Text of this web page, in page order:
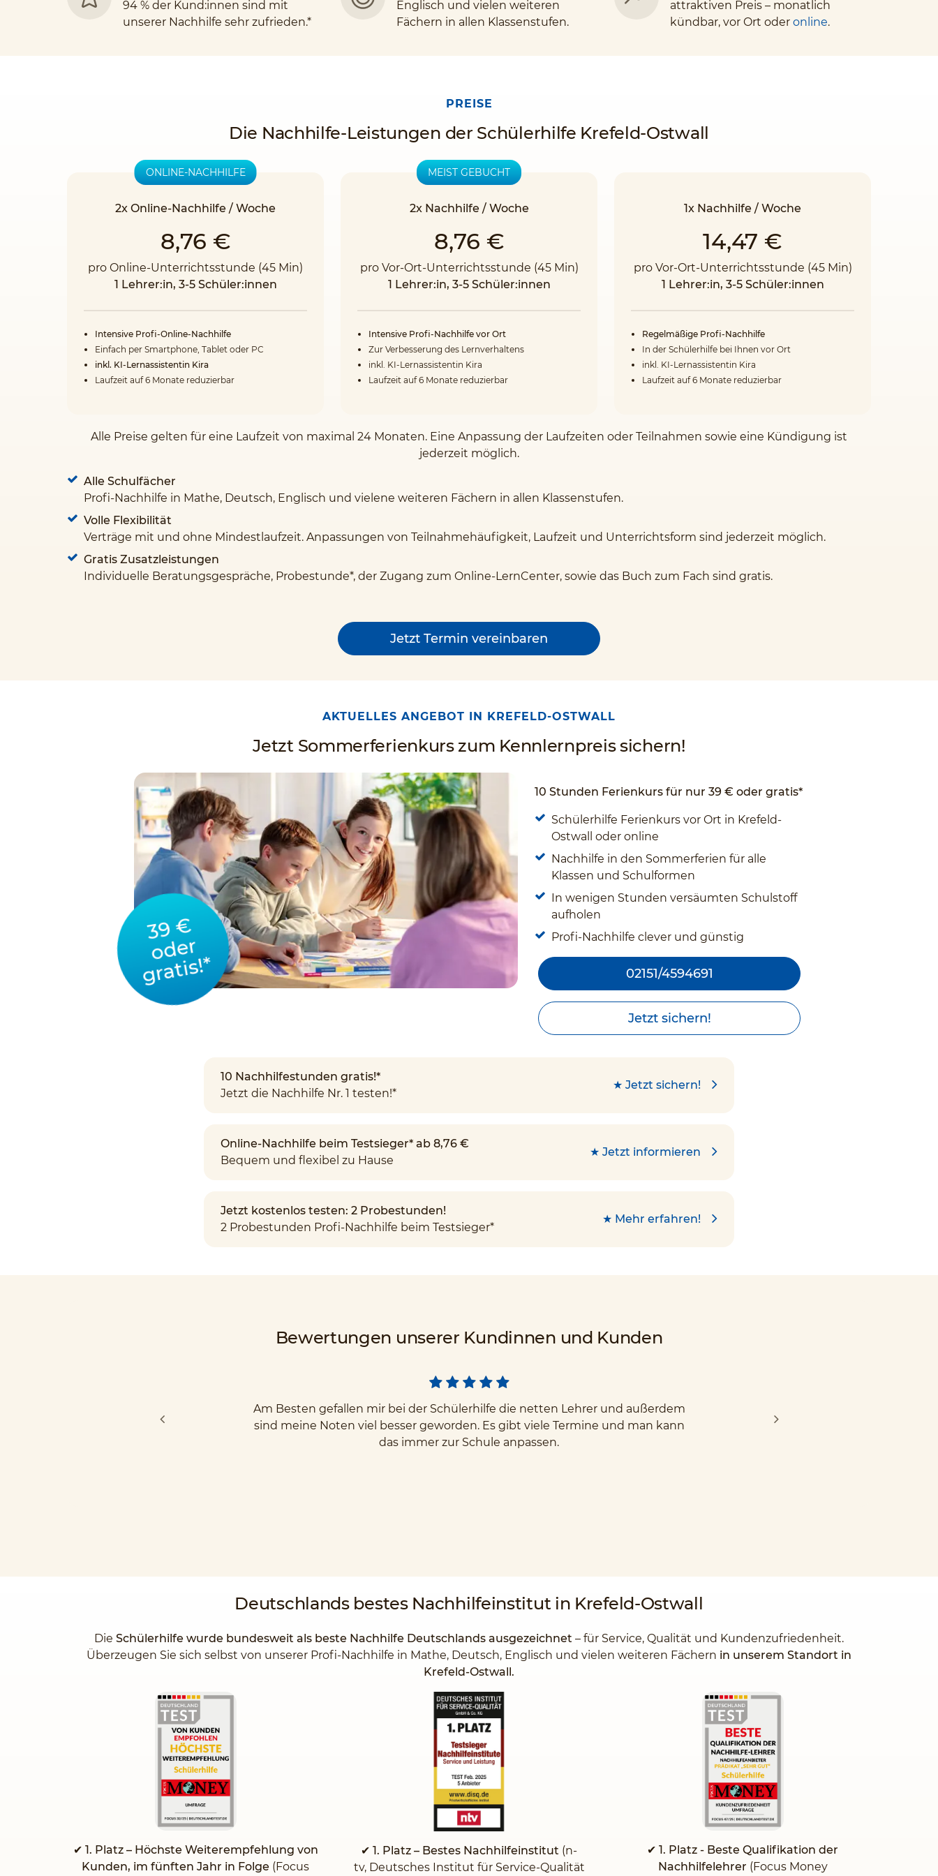
94 % der Kund:innen sind mit
unserer Nachhilfe sehr zufrieden.*
Englisch und vielen weiteren
Fächern in allen Klassenstufen.
attraktiven Preis – monatlich
kündbar, vor Ort oder online.
PREISE
Die Nachhilfe-Leistungen der Schülerhilfe Krefeld-Ostwall
MEIST GEBUCHT
2x Nachhilfe / Woche
8,76 €
pro Vor-Ort-Unterrichtsstunde (45 Min)
1 Lehrer:in, 3-5 Schüler:innen
Intensive Profi-Nachhilfe vor Ort
Zur Verbesserung des Lernverhaltens
inkl. KI-Lernassistentin Kira
Laufzeit auf 6 Monate reduzierbar
ONLINE-NACHHILFE
2x Online-Nachhilfe / Woche
8,76 €
pro Online-Unterrichtsstunde (45 Min)
1 Lehrer:in, 3-5 Schüler:innen
Intensive Profi-Online-Nachhilfe
Einfach per Smartphone, Tablet oder PC
inkl. KI-Lernassistentin Kira
Laufzeit auf 6 Monate reduzierbar
1x Nachhilfe / Woche
14,47 €
pro Vor-Ort-Unterrichtsstunde (45 Min)
1 Lehrer:in, 3-5 Schüler:innen
Regelmäßige Profi-Nachhilfe
In der Schülerhilfe bei Ihnen vor Ort
inkl. KI-Lernassistentin Kira
Laufzeit auf 6 Monate reduzierbar
Alle Preise gelten für eine Laufzeit von maximal 24 Monaten. Eine Anpassung der Laufzeiten oder Teilnahmen sowie eine Kündigung ist
jederzeit möglich.
Alle Schulfächer
Profi-Nachhilfe in Mathe, Deutsch, Englisch und vielene weiteren Fächern in allen Klassenstufen.
Volle Flexibilität
Verträge mit und ohne Mindestlaufzeit. Anpassungen von Teilnahmehäufigkeit, Laufzeit und Unterrichtsform sind jederzeit möglich.
Gratis Zusatzleistungen
Individuelle Beratungsgespräche, Probestunde*, der Zugang zum Online-LernCenter, sowie das Buch zum Fach sind gratis.
Jetzt Termin vereinbaren
AKTUELLES ANGEBOT IN KREFELD-OSTWALL
Jetzt Sommerferienkurs zum Kennlernpreis sichern!
39 €
oder
gratis!*
10 Stunden Ferienkurs für nur 39 € oder gratis*
Schülerhilfe Ferienkurs vor Ort in Krefeld-
Ostwall oder online
Nachhilfe in den Sommerferien für alle
Klassen und Schulformen
In wenigen Stunden versäumten Schulstoff
aufholen
Profi-Nachhilfe clever und günstig
02151/4594691
Jetzt sichern!
10 Nachhilfestunden gratis!*
Jetzt die Nachhilfe Nr. 1 testen!*
★ Jetzt sichern!
Online-Nachhilfe beim Testsieger* ab 8,76 €
Bequem und flexibel zu Hause
★ Jetzt informieren
Jetzt kostenlos testen: 2 Probestunden!
2 Probestunden Profi-Nachhilfe beim Testsieger*
★ Mehr erfahren!
Bewertungen unserer Kundinnen und Kunden
Am Besten gefallen mir bei der Schülerhilfe die netten Lehrer und außerdem
sind meine Noten viel besser geworden. Es gibt viele Termine und man kann
das immer zur Schule anpassen.
Deutschlands bestes Nachhilfeinstitutin Krefeld-Ostwall
Die Schülerhilfe wurde bundesweit als beste Nachhilfe Deutschlands ausgezeichnet – für Service, Qualität und Kundenzufriedenheit.
Überzeugen Sie sich selbst von unserer Profi-Nachhilfe in Mathe, Deutsch, Englisch und vielen weiteren Fächern in unserem Standort in
Krefeld-Ostwall.
✔ 1. Platz – Höchste Weiterempfehlung von
Kunden, im fünften Jahr in Folge (Focus
✔ 1. Platz – Bestes Nachhilfeinstitut (n-
tv, Deutsches Institut für Service-Qualität
✔ 1. Platz - Beste Qualifikation der
Nachhilfelehrer (Focus Money